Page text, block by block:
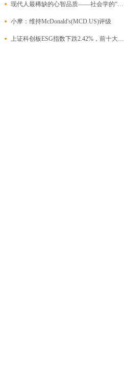
现代人最稀缺的心智品质——社会学的“三大想象力”
小摩：维持McDonald's(MCD.US)评级
上证科创板ESG指数下跌2.42%，前十大权重包含澜起科技等